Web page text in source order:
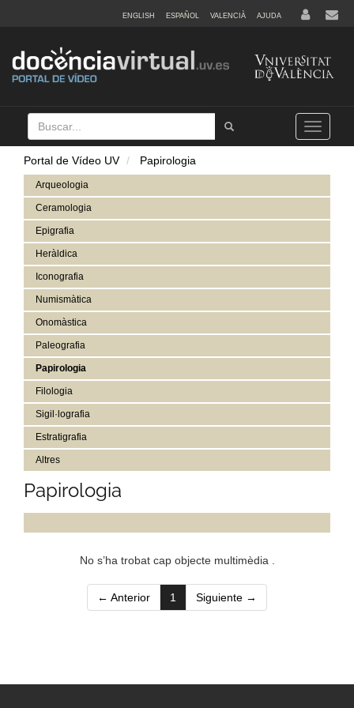
ENGLISH ESPAÑOL VALENCIÀ AJUDA
Buscar
Tramet
Toggle
navigation
Portal de Vídeo UV Papirologia
Arqueologia
Ceramologia
Epigrafia
Heràldica
Iconografia
Numismàtica
Onomàstica
Paleografia
Papirologia
Filologia
Sigil·lografia
Estratigrafia
Altres
Papirologia
No s’ha trobat cap objecte multimèdia .
← Anterior 1 (current)
Siguiente →